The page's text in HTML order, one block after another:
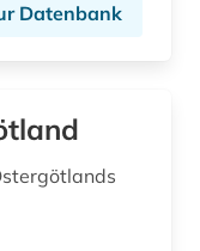
Datenbank